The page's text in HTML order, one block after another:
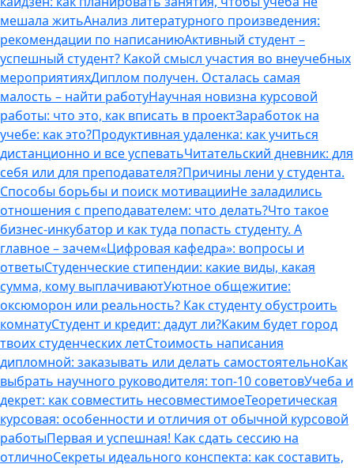
мешала житьАнализ литературного произведения:
рекомендации по написаниюАктивный студент –
успешный студент? Какой смысл участия во внеучебных
мероприятияхДиплом получен. Осталась самая
малость – найти работуНаучная новизна курсовой
работы: что это, как вписать в проектЗаработок на
учебе: как это?Продуктивная удаленка: как учиться
дистанционно и все успеватьЧитательский дневник: для
себя или для преподавателя?Причины лени у студента.
Способы борьбы и поиск мотивацииНе заладились
отношения с преподавателем: что делать?Что такое
бизнес-инкубатор и как туда попасть студенту. А
главное – зачем«Цифровая кафедра»: вопросы и
ответыСтуденческие стипендии: какие виды, какая
сумма, кому выплачиваютУютное общежитие:
оксюморон или реальность? Как студенту обустроить
комнатуСтудент и кредит: дадут ли?Каким будет город
твоих студенческих летСтоимость написания
дипломной: заказывать или делать самостоятельноКак
выбрать научного руководителя: топ-10 советовУчеба и
декрет: как совместить несовместимоеТеоретическая
курсовая: особенности и отличия от обычной курсовой
работыПервая и успешная! Как сдать сессию на
отличноСекреты идеального конспекта: как составить,